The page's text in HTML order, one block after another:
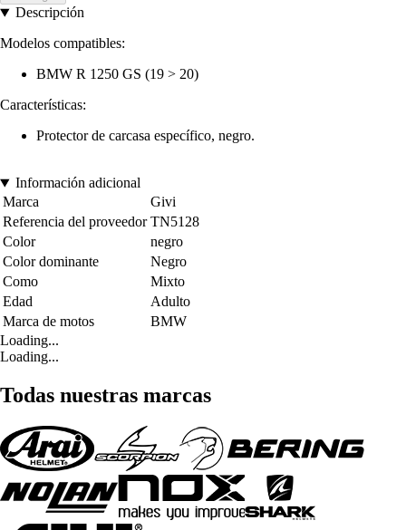
Descripción
Modelos compatibles:
BMW R 1250 GS (19 > 20)
Características:
Protector de carcasa específico, negro.
Información adicional
Marca
Givi
Referencia del proveedor TN5128
Color
negro
Color dominante
Negro
Como
Mixto
Edad
Adulto
Marca de motos
BMW
Loading...
Loading...
Todas nuestras marcas